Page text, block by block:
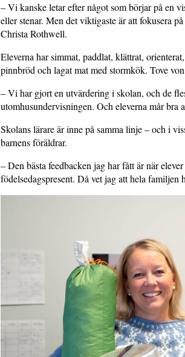
– Vi kanske letar efter något som börjar på en
eller stenar. Men det viktigaste är att fokusera
Christa Rothwell.
Eleverna har simmat, paddlat, klättrat,
pinnbröd och lagat mat med stormkök. Tove
– Vi har gjort en utvärdering i skolan, och de
utomhusundervisningen. Och eleverna mår bra
Skolans lärare är inne på samma linje – och i
barnens föräldrar.
– Den bästa feedbacken jag har fått är när
födelsedagspresent. Då vet jag att hela